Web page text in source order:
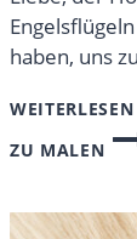
haben, uns
WEITERLESEN
ZU MALEN